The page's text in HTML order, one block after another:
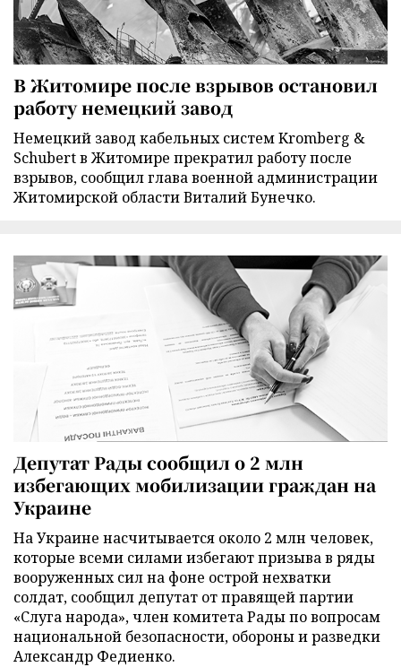
В Житомире после взрывов остановил
работу немецкий завод
Немецкий завод кабельных систем Kromberg &
Schubert в Житомире прекратил работу после
взрывов, сообщил глава военной администрации
Житомирской области Виталий Бунечко.
Депутат Рады сообщил о 2 млн
избегающих мобилизации граждан на
Украине
На Украине насчитывается около 2 млн человек,
которые всеми силами избегают призыва в ряды
вооруженных сил на фоне острой нехватки
солдат, сообщил депутат от правящей партии
«Слуга народа», член комитета Рады по вопросам
национальной безопасности, обороны и разведки
Александр Федиенко.